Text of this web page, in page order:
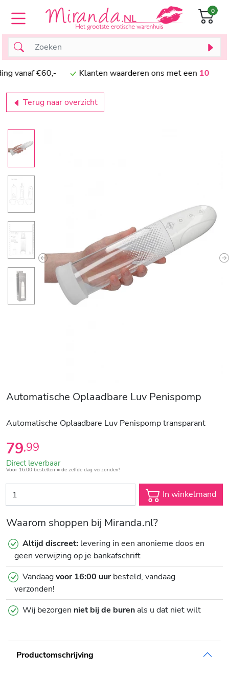
€60,- Klanten waarderen ons met een10
0
Terug naar overzicht
Previous
Automatische Oplaadbare Luv Penispomp
Automatische Oplaadbare Luv Penispomp transparant
79,99
Direct leverbaar
Voor 16:00 bestellen = de zelfde dag verzonden!
In winkelmand
Waarom shoppen bij Miranda.nl?
Altijd discreet: levering in een anonieme doos en
geen verwijzing op je bankafschrift
Vandaagvoor 16:00 uurbesteld, vandaag
verzonden!
Wij bezorgen niet bij de burenals u dat niet wilt
Productomschrijving